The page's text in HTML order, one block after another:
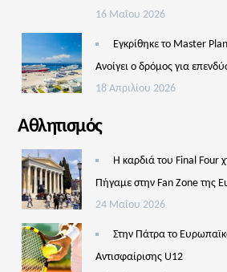
16 Μαΐου 2026
Εγκρίθηκε το Master
Aνοίγει ο δρόμος για
18 Απριλίου 2026
Αθλητισμός
Η καρδιά του Final Four
Πήγαμε στην Fan Zone της
24 Μαΐου 2026
Στην Πάτρα το
Αντισφαίρισης U12